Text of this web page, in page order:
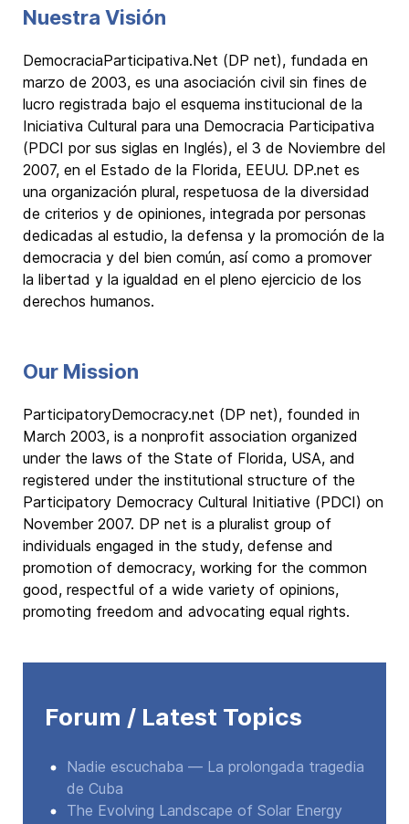
Nuestra Visión
DemocraciaParticipativa.Net (DP net), fundada en
marzo de 2003, es una asociación civil sin fines de
lucro registrada bajo el esquema institucional de la
Iniciativa Cultural para una Democracia Participativa
(PDCI por sus siglas en Inglés), el 3 de Noviembre del
2007, en el Estado de la Florida, EEUU. DP.net es
una organización plural, respetuosa de la diversidad
de criterios y de opiniones, integrada por personas
dedicadas al estudio, la defensa y la promoción de la
democracia y del bien común, así como a promover
la libertad y la igualdad en el pleno ejercicio de los
derechos humanos.
Our Mission
ParticipatoryDemocracy.net (DP net), founded in
March 2003, is a nonprofit association organized
under the laws of the State of Florida, USA, and
registered under the institutional structure of the
Participatory Democracy Cultural Initiative (PDCI) on
November 2007. DP net is a pluralist group of
individuals engaged in the study, defense and
promotion of democracy, working for the common
good, respectful of a wide variety of opinions,
promoting freedom and advocating equal rights.
Forum / Latest Topics
Nadie escuchaba — La prolongada tragedia
de Cuba
The Evolving Landscape of Solar Energy